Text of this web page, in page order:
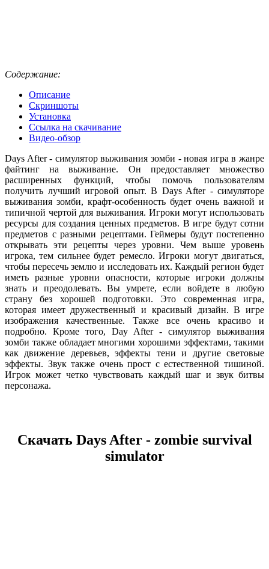
Содержание:
Описание
Скриншоты
Установка
Ссылка на скачивание
Видео-обзор
Days After - симулятор выживания зомби - новая игра в жанре
файтинг на выживание. Он предоставляет множество
расширенных функций, чтобы помочь пользователям
получить лучший игровой опыт. В Days After - симуляторе
выживания зомби, крафт-особенность будет очень важной и
типичной чертой для выживания. Игроки могут использовать
ресурсы для создания ценных предметов. В игре будут сотни
предметов с разными рецептами. Геймеры будут постепенно
открывать эти рецепты через уровни. Чем выше уровень
игрока, тем сильнее будет ремесло. Игроки могут двигаться,
чтобы пересечь землю и исследовать их. Каждый регион будет
иметь разные уровни опасности, которые игроки должны
знать и преодолевать. Вы умрете, если войдете в любую
страну без хорошей подготовки. Это современная игра,
которая имеет дружественный и красивый дизайн. В игре
изображения качественные. Также все очень красиво и
подробно. Кроме того, Day After - симулятор выживания
зомби также обладает многими хорошими эффектами, такими
как движение деревьев, эффекты тени и другие световые
эффекты. Звук также очень прост с естественной тишиной.
Игрок может четко чувствовать каждый шаг и звук битвы
персонажа.
Скачать Days After - zombie survival
simulator